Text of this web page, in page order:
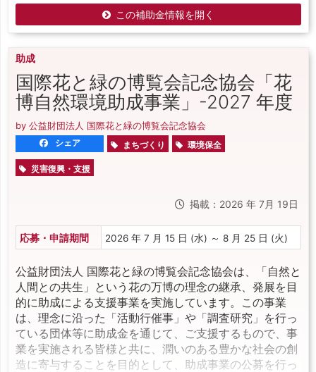
この補助金情報を開く
助成
国際花と緑の博覧会記念協会「花
博自然環境助成事業」-2027 年度
by 公益財団法人 国際花と緑の博覧会記念協会
シェア まちづくり 環境保全
災害復興・支援
掲載：2026 年 7月 19日
応募・申請期間 2026 年 7 月 15 日 (水) ～ 8 月 25 日 (火)
公益財団法人 国際花と緑の博覧会記念協会は、「自然と
人間との共生」という花の万博の理念の継承、発展を目
的に助成による支援事業を実施しています。この事業
は、理念に沿った「活動行催事」や「調査研究」を行っ
ている団体等に助成金を通じて、ご支援するもので、事
業を実施される皆様と共に、潤いのある豊かな社会の創
造に寄与することを目的として、助成事業の公募を行っ